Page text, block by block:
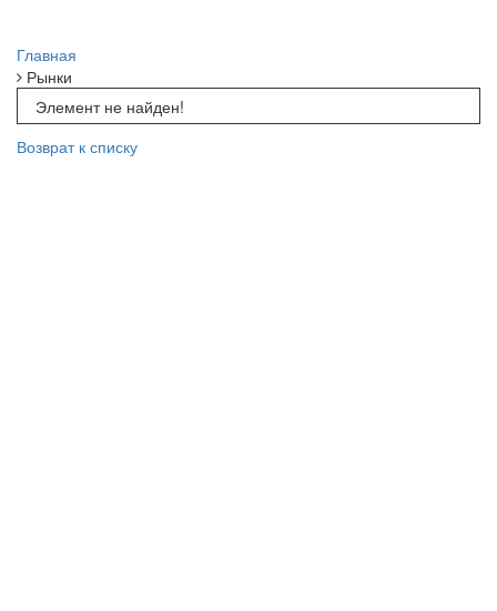
Главная
Рынки
Элемент не найден!
Возврат к списку